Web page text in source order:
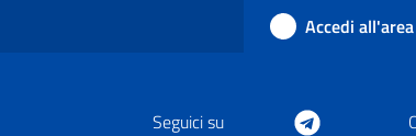
Accedi
Seguici su